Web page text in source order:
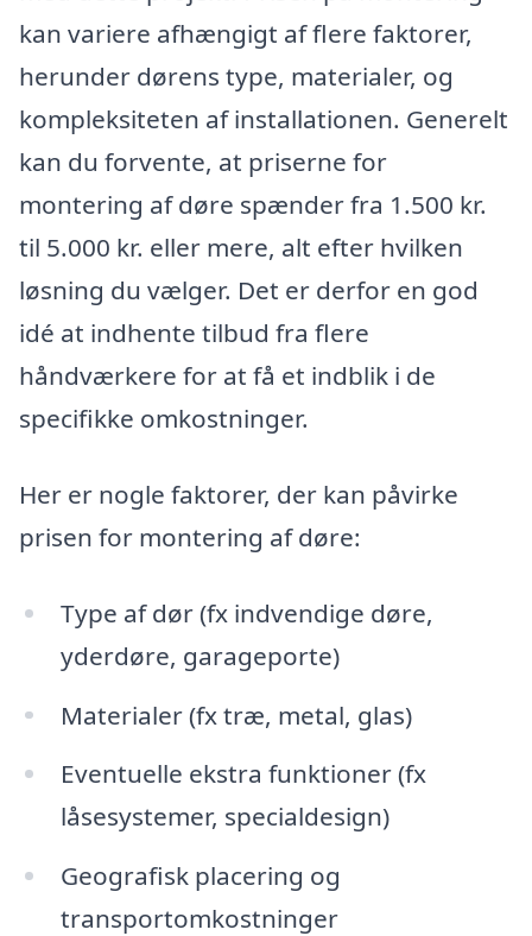
kan variere afhængigt af flere faktorer,
herunder dørens type, materialer, og
kompleksiteten af installationen. Generelt
kan du forvente, at priserne for
montering af døre spænder fra 1.500 kr.
til 5.000 kr. eller mere, alt efter hvilken
løsning du vælger. Det er derfor en god
idé at indhente tilbud fra flere
håndværkere for at få et indblik i de
specifikke omkostninger.
Her er nogle faktorer, der kan påvirke
prisen for montering af døre:
Type af dør (fx indvendige døre,
yderdøre, garageporte)
Materialer (fx træ, metal, glas)
Eventuelle ekstra funktioner (fx
låsesystemer, specialdesign)
Geografisk placering og
transportomkostninger